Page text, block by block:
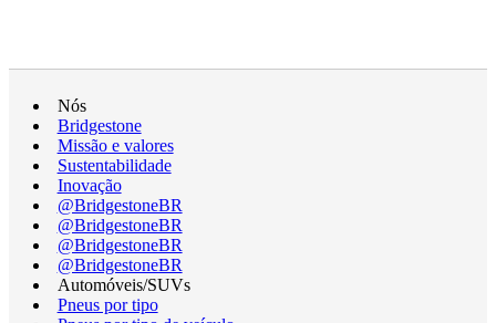
Nós
Bridgestone
Missão e valores
Sustentabilidade
Inovação
@BridgestoneBR
@BridgestoneBR
@BridgestoneBR
@BridgestoneBR
Automóveis/SUVs
Pneus por tipo